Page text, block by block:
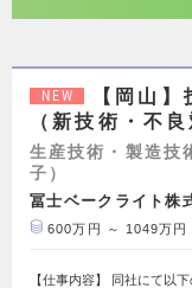
NEW
【岡山
（新技術・不良
生産技術・製造技
子）
冨士ベークライト株
600万円 ～ 1049万円
【仕事内容】 同社にて以